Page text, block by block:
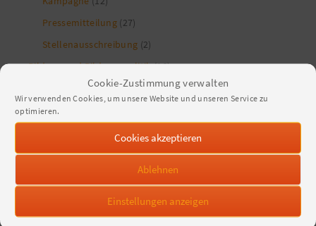
Cookie-Zustimmung verwalten
Wir verwenden Cookies, um unsere Website und unseren Service zu
optimieren.
Cookies akzeptieren
Ablehnen
Einstellungen anzeigen
Pressemitteilung (27)
Stellenausschreibung (2)
Bildung und Bildungspolitik(16)
KJA im Ganztag(5)
Kooperation Jugendarbeit
und Schule(1)
Ehrenamt und Engagement
(139)
Jugendarbeit allgemein(407)
digitale Jugendarbeit(36)